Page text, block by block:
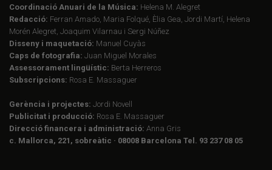
Coordinació Anuari de la Música: Helena M. Alegret
Redacció: Ferran Amado, Maria Folqué, Èlia Gea, Jordi Martí, Helena
Morén Alegret, Joaquim Vilarnau i Sergi Núñez
Disseny i maquetació: Manuel Cuyàs
Caps de fotografia: Juan Miguel Morales
Assessorament lingüístic: Berta Herreros
Subscripcions: Rosa E. Massaguer
Gerència i projectes: Jordi Novell
Publicitat i producció: Rosa E. Massaguer
Direcció financera i administració: Anna Gris
c. Mallorca, 221, sobreàtic · 08008 Barcelona Tel. 93 237 08 05